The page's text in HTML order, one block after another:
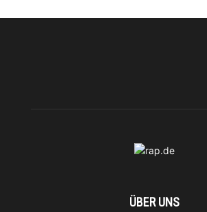
ÜBER UNS